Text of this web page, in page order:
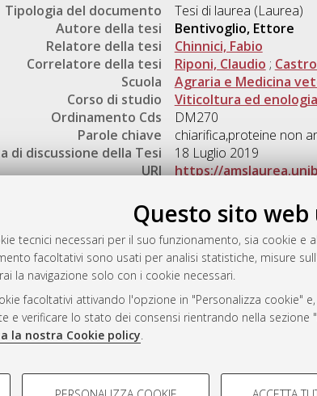
Questo sito
tecnici necessari per il suo funzionamento, sia cookie
facoltativi sono usati per analisi statistiche, misure
la navigazione solo con i cookie necessari.
facoltativi attivando l'opzione in "Personalizza cookie"
e verificare lo stato dei consensi rientrando nella
la nostra Cookie policy.
FACOLTATIVI
Tipologia del documento
Tesi di laurea (Laurea)
Autore della tesi
Bentivoglio, Ettore
Relatore della tesi
Chinnici, Fabio
Correlatore della tesi
Riponi, Claudio ;
Scuola
Agraria e Medicina
Corso di studio
Viticoltura ed enologia
Ordinamento Cds
DM270
Parole chiave
chiarifica,proteine non
di discussione della Tesi
18 Luglio 2019
URI
https://
Gestione del
AMS Laurea
Servizio implementato e gestito da
Impostazioni Cookie
Informativa sulla privacy
Condizioni d’uso del sito